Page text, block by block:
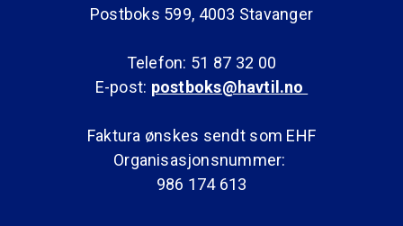
Postboks 599, 4003 Stavanger
Telefon: 51 87 32 00
E-post: postboks@havtil.no
Faktura ønskes sendt som EHF
Organisasjonsnummer:
986 174 613